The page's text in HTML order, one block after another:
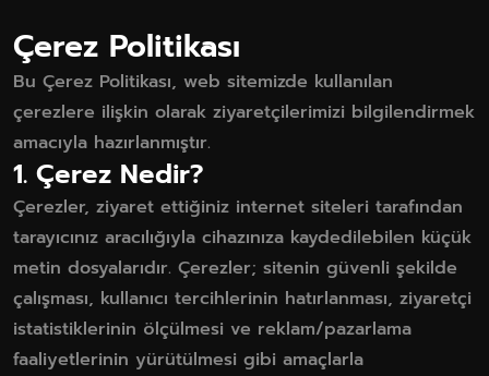
Çerez Politikası
Bu Çerez Politikası, web sitemizde kullanılan
çerezlere ilişkin olarak ziyaretçilerimizi bilgilendirmek
amacıyla hazırlanmıştır.
1. Çerez Nedir?
Çerezler, ziyaret ettiğiniz internet siteleri tarafından
tarayıcınız aracılığıyla cihazınıza kaydedilebilen küçük
metin dosyalarıdır. Çerezler; sitenin güvenli şekilde
çalışması, kullanıcı tercihlerinin hatırlanması, ziyaretçi
istatistiklerinin ölçülmesi ve reklam/pazarlama
faaliyetlerinin yürütülmesi gibi amaçlarla